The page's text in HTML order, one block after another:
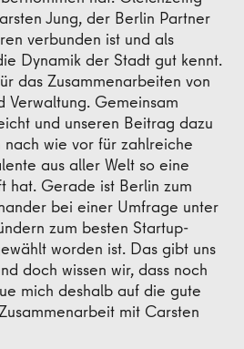
Jung, der Berlin Partner
verbunden ist und als
Dynamik der Stadt gut kennt.
das Zusammenarbeiten von
Verwaltung. Gemeinsam
und unseren Beitrag dazu
wie vor für zahlreiche
aus aller Welt so eine
hat. Gerade ist Berlin zum
bei einer Umfrage unter
zum besten Startup-
worden ist. Das gibt uns
doch wissen wir, dass noch
mich deshalb auf die gute
mit Carsten